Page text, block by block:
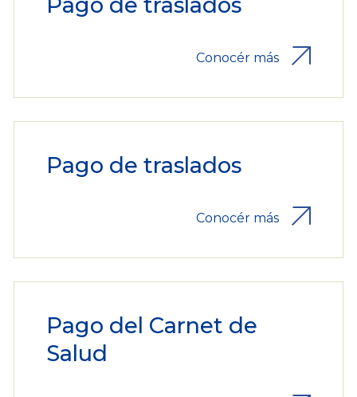
Conocér más
Pago de traslados
Conocér más
Pago del Carnet de
Salud